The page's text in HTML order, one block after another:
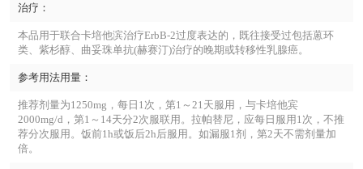
治疗：
本品用于联合卡培他滨治疗ErbB-2过度表达的，既往接受过包括蒽环
类、紫杉醇、曲妥珠单抗(赫赛汀)治疗的晚期或转移性乳腺癌。
参考用法用量：
推荐剂量为1250mg，每日1次，第1～21天服用，与卡培他宾
2000mg/d，第1～14天分2次服联用。拉帕替尼，应每日服用1次，不推
荐分次服用。饭前1h或饭后2h后服用。如漏服1剂，第2天不需剂量加
倍。